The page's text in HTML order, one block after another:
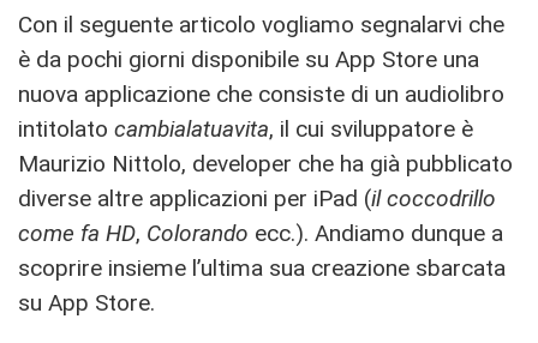
Con il seguente articolo vogliamo segnalarvi che
è da pochi giorni disponibile su App Store una
nuova applicazione che consiste di un audiolibro
intitolato cambialatuavita, il cui sviluppatore è
Maurizio Nittolo, developer che ha già pubblicato
diverse altre applicazioni per iPad (il coccodrillo
come fa HD, Colorando ecc.). Andiamo dunque a
scoprire insieme l’ultima sua creazione sbarcata
su App Store.